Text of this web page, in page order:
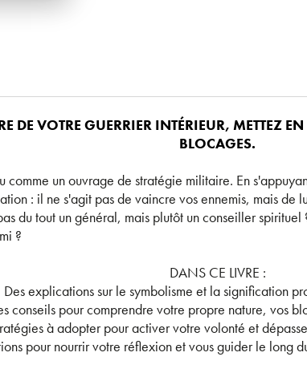
DE VOTRE GUERRIER INTÉRIEUR, METTEZ
BLOCAGES.
comme un ouvrage de stratégie militaire. En
: il ne s'agit pas de vaincre vos ennemis, mais de
du tout un général, mais plutôt un conseiller spirituel
?
DANS CE LIVRE :
Des explications sur le symbolisme et la signification
conseils pour comprendre votre propre nature, vos
à adopter pour activer votre volonté et
pour nourrir votre réflexion et vous guider le long